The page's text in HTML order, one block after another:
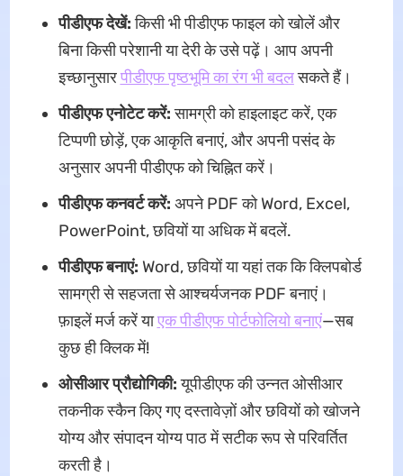
पीडीएफ देखें:किसी भी पीडीएफ फाइल को खोलें और
बिना किसी परेशानी या देरी के उसे पढ़ें। आप अपनी
इच्छानुसारपीडीएफ पृष्ठभूमि का रंग भी बदलसकते हैं।
पीडीएफ एनोटेट करें:सामग्री को हाइलाइट करें, एक
टिप्पणी छोड़ें, एक आकृति बनाएं, और अपनी पसंद के
अनुसार अपनी पीडीएफ को चिह्नित करें।
पीडीएफ कनवर्ट करें: अपने PDF को Word, Excel,
PowerPoint, छवियों या अधिक में बदलें.
पीडीएफ बनाएं: Word, छवियों या यहां तक कि क्लिपबोर्ड
सामग्री से सहजता से आश्चर्यजनक PDF बनाएं।
फ़ाइलें मर्ज करें याएक पीडीएफ पोर्टफोलियो बनाएं—सब
कुछ ही क्लिक में!
ओसीआर प्रौद्योगिकी:यूपीडीएफ की उन्नत ओसीआर
तकनीक स्कैन किए गए दस्तावेज़ों और छवियों को खोजने
योग्य और संपादन योग्य पाठ में सटीक रूप से परिवर्तित
करती है।